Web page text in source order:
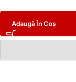
Adaugă În Coș